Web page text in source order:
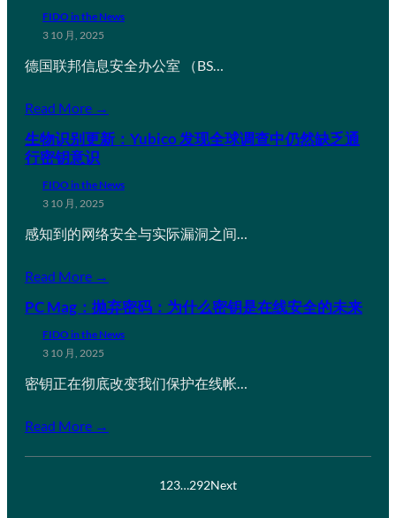
FIDO in the News
3 10 月, 2025
德国联邦信息安全办公室 （BS…
Read More →
生物识别更新：Yubico 发现全球调查中仍然缺乏通
行密钥意识
FIDO in the News
3 10 月, 2025
感知到的网络安全与实际漏洞之间…
Read More →
PC Mag：抛弃密码：为什么密钥是在线安全的未来
FIDO in the News
3 10 月, 2025
密钥正在彻底改变我们保护在线帐…
Read More →
123…292Next